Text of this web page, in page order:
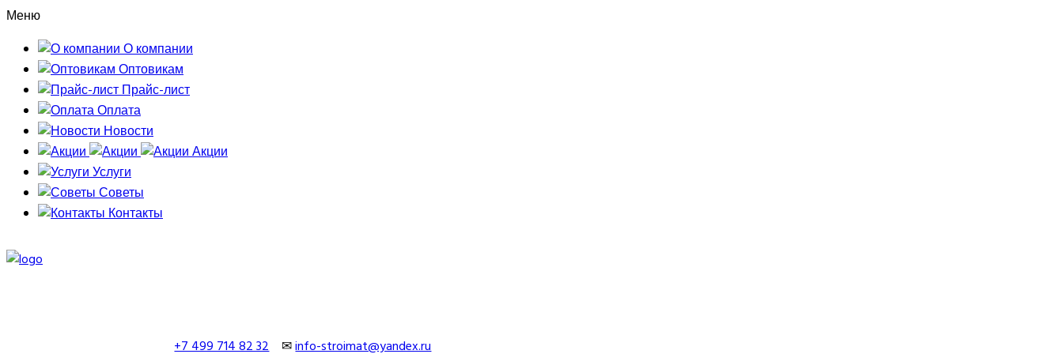
Меню
О компании
Оптовикам
Прайс-лист
Оплата
Новости
Акции
Услуги
Советы
Контакты
+7 499 714 82 32✉info-stroimat@yandex.ru